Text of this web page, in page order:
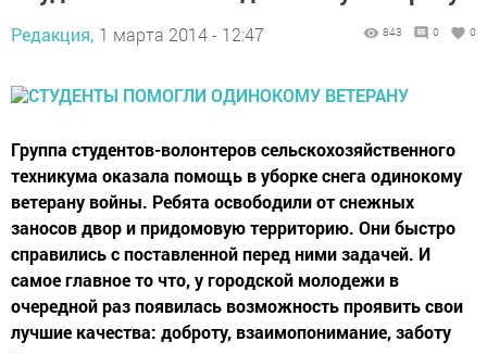
Редакция, 1 марта 2014 - 12:47 843 0 0
Группа студентов-волонтеров сельскохозяйственного
техникума оказала помощь в уборке снега одинокому
ветерану войны. Ребята освободили от снежных
заносов двор и придомовую территорию. Они быстро
справились с поставленной перед ними задачей. И
самое главное то что, у городской молодежи в
очередной раз появилась возможность проявить свои
лучшие качества: доброту, взаимопонимание, заботу